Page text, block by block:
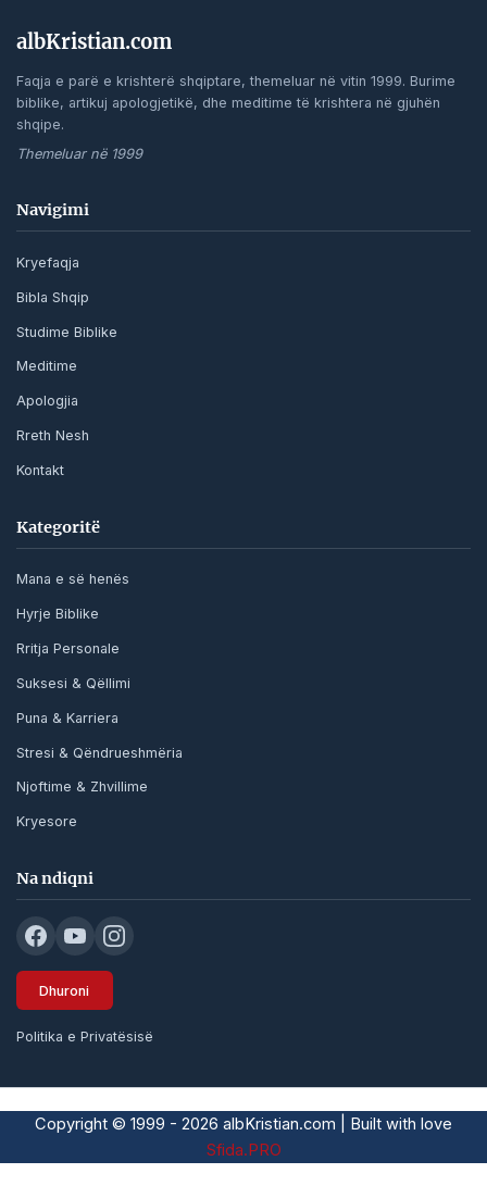
albKristian.com
Faqja e parë e krishterë shqiptare, themeluar në vitin 1999. Burime
biblike, artikuj apologjetikë, dhe meditime të krishtera në gjuhën
shqipe.
Themeluar në 1999
Navigimi
Kryefaqja
Bibla Shqip
Studime Biblike
Meditime
Apologjia
Rreth Nesh
Kontakt
Kategoritë
Mana e së henës
Hyrje Biblike
Rritja Personale
Suksesi & Qëllimi
Puna & Karriera
Stresi & Qëndrueshmëria
Njoftime & Zhvillime
Kryesore
Na ndiqni
Dhuroni
Politika e Privatësisë
Copyright © 1999 - 2026 albKristian.com | Built with love
Sfida.PRO